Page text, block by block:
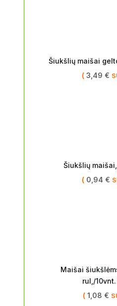
Šiukšlių maišai
( 3,49 €
Šiukšlių
( 0,94 €
Maišai
rul,/
( 1,08 €